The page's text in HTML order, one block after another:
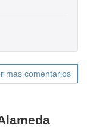
más comentarios